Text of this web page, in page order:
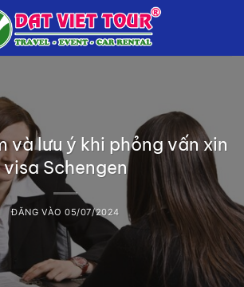
và lưu ý khi phỏng vấn xin
visa Schengen
ĐĂNG VÀO05/07/2024